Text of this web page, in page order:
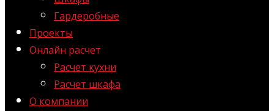
Гардеробные
Проекты
Онлайн расчет
Расчет кухни
Расчет шкафа
О компании